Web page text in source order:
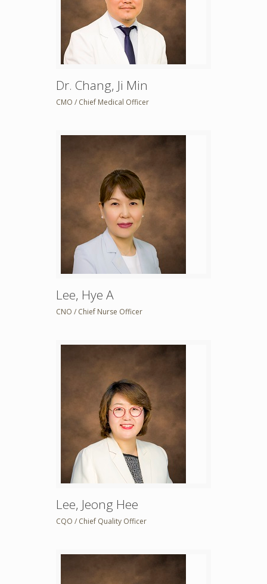
Dr. Chang, Ji Min
CMO / Chief Medical Officer
Lee, Hye A
CNO / Chief Nurse Officer
Lee, Jeong Hee
CQO / Chief Quality Officer